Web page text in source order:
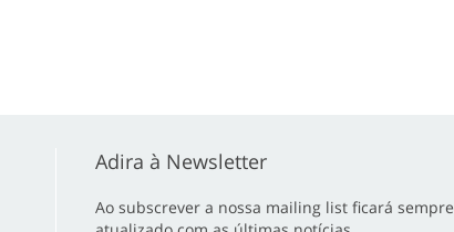
Adira à Newsletter
Ao subscrever a nossa mailing list ficará sempre